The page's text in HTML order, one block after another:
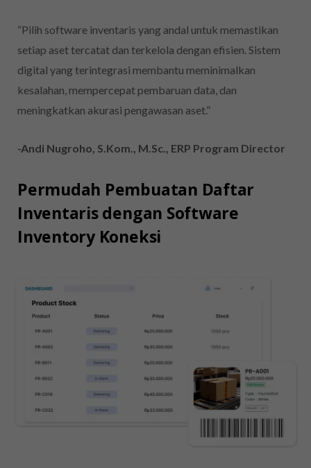
“Pilih software inventaris yang andal untuk memastikan
setiap aset tercatat dan terkelola dengan efisien. Sistem
digital yang terintegrasi membantu meminimalkan
kesalahan, mempercepat pembaruan data, dan
meningkatkan akurasi pengawasan aset.”
-Andi Nugroho, S.Kom., M.Sc., ERP Program Director
Permudah Pembuatan Daftar
Inventaris dengan Software
Inventory Koneksi